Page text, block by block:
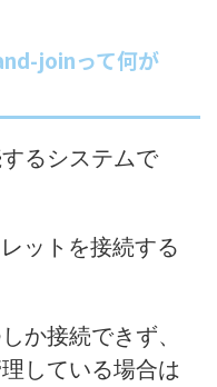
joinって何が
るシステムで
ットを接続する
か接続できず、
している場合は